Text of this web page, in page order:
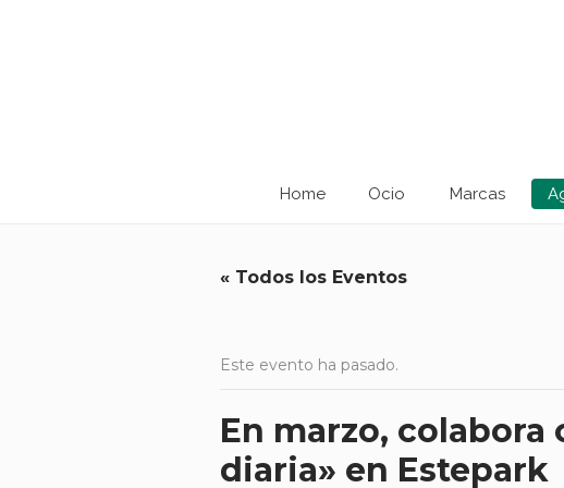
Home Ocio Marcas
« Todos los Eventos
Este evento ha pasado.
En marzo, colabora
diaria» en Estepark